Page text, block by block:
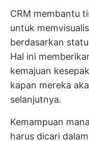
CRM membantu
untuk
berdasarkan
Hal ini
kemajuan
kapan mereka
selanjutnya.
Kemampuan
harus dicari